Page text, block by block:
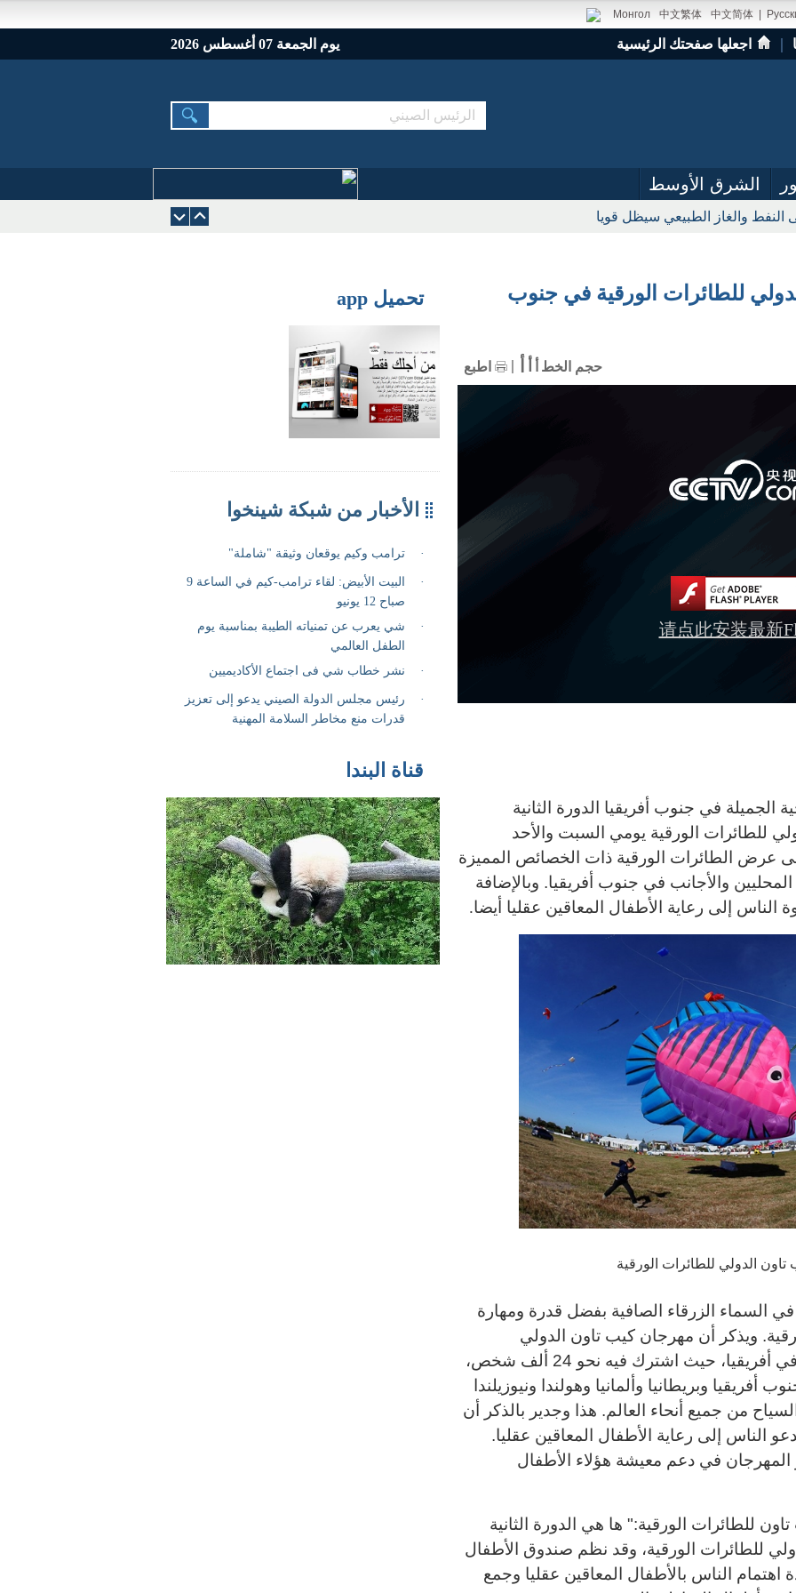
中文简体
中文繁体
Монгол
اجعلها صفحتك الرئيسية يوم الجمعة 07 أغسطس 2026
الشرق الأوسط
والغاز الطبيعي سيظل قويا
تحميل app
قناة البندا
للطائرات الورقية في جنوب
اطبع حجم الخط
请点此安装最新
في جنوب أفريقيا الدورة الثانية
للطائرات الورقية يومي السبت والأحد
عرض الطائرات الورقية ذات الخصائص المميزة
والأجانب في جنوب أفريقيا. وبالإضافة
إلى رعاية الأطفال المعاقين عقليا أيضا.
الدولي للطائرات الورقية
السماء الزرقاء الصافية بفضل قدرة ومهارة
ويذكر أن مهرجان كيب تاون الدولي
للطائرات الورقية هو الأكبر حجما في أفريقيا، حيث اشترك فيه نحو 24 ألف شخص،
وبريطانيا وألمانيا وهولندا ونيوزيلندا
من جميع أنحاء العالم. هذا وجدير بالذكر أن
الناس إلى رعاية الأطفال المعاقين عقليا.
في دعم معيشة هؤلاء الأطفال
للطائرات الورقية:" ها هي الدورة الثانية
للطائرات الورقية، وقد نظم صندوق الأطفال
اهتمام الناس بالأطفال المعاقين عقليا وجمع